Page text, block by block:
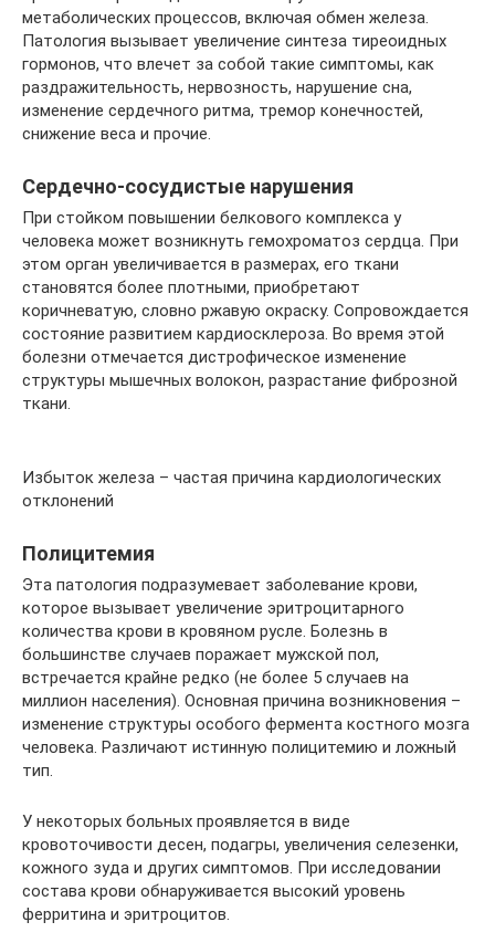
метаболических процессов, включая обмен железа.
Патология вызывает увеличение синтеза тиреоидных
гормонов, что влечет за собой такие симптомы, как
раздражительность, нервозность, нарушение сна,
изменение сердечного ритма, тремор конечностей,
снижение веса и прочие.
Сердечно-сосудистые нарушения
При стойком повышении белкового комплекса у
человека может возникнуть гемохроматоз сердца. При
этом орган увеличивается в размерах, его ткани
становятся более плотными, приобретают
коричневатую, словно ржавую окраску. Сопровождается
состояние развитием кардиосклероза. Во время этой
болезни отмечается дистрофическое изменение
структуры мышечных волокон, разрастание фиброзной
ткани.
Избыток железа – частая причина кардиологических
отклонений
Полицитемия
Эта патология подразумевает заболевание крови,
которое вызывает увеличение эритроцитарного
количества крови в кровяном русле. Болезнь в
большинстве случаев поражает мужской пол,
встречается крайне редко (не более 5 случаев на
миллион населения). Основная причина возникновения –
изменение структуры особого фермента костного мозга
человека. Различают истинную полицитемию и ложный
тип.
У некоторых больных проявляется в виде
кровоточивости десен, подагры, увеличения селезенки,
кожного зуда и других симптомов. При исследовании
состава крови обнаруживается высокий уровень
ферритина и эритроцитов.